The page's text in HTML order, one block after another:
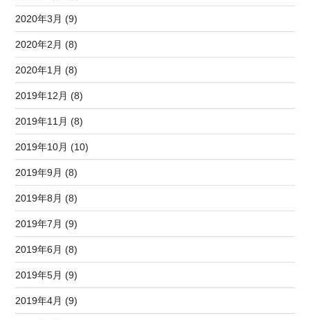
2020年3月 (9)
2020年2月 (8)
2020年1月 (8)
2019年12月 (8)
2019年11月 (8)
2019年10月 (10)
2019年9月 (8)
2019年8月 (8)
2019年7月 (9)
2019年6月 (8)
2019年5月 (9)
2019年4月 (9)